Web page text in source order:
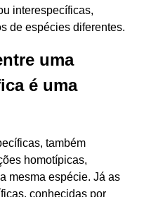
interespecíficas,
de espécies diferentes.
uma
é uma
também
homotípicas,
mesma espécie. Já as
conhecidas por